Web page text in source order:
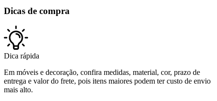
Dicas de compra
Dica rápida
Em móveis e decoração, confira medidas, material, cor, prazo de
entrega e valor do frete, pois itens maiores podem ter custo de envio
mais alto.